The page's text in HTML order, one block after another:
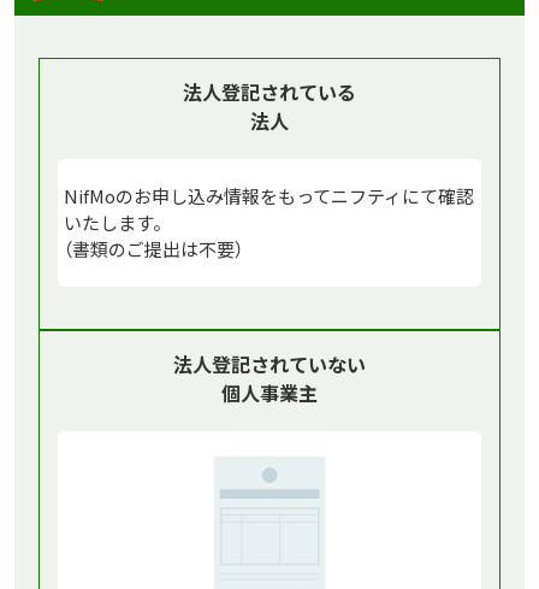
法人登記されている
法人
NifMoのお申し込み情報をもってニフティにて確認
いたします。
（書類のご提出は不要）
法人登記されていない
個人事業主